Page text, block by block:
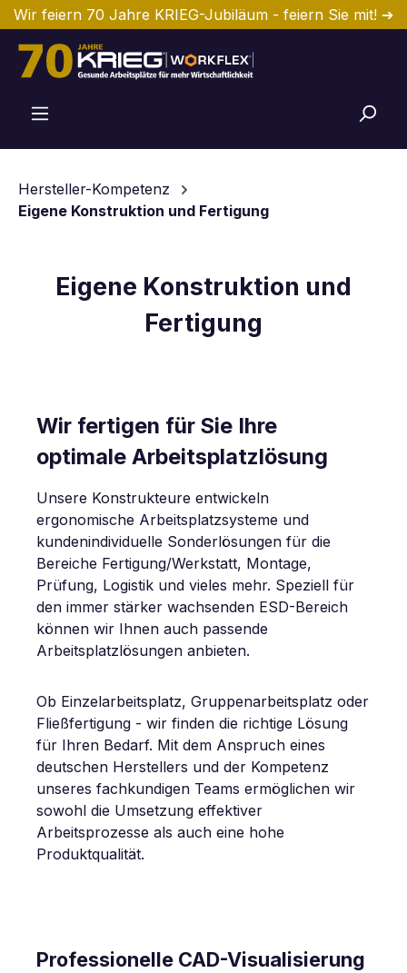
Zum Hauptinhalt springen
Wir feiern 70 Jahre KRIEG-Jubiläum - feiern Sie mit! ➔
Hersteller-Kompetenz
Eigene Konstruktion und Fertigung
Eigene Konstruktion und
Fertigung
Wir fertigen für Sie Ihre
optimale Arbeitsplatzlösung
Unsere Konstrukteure entwickeln
ergonomische Arbeitsplatzsysteme und
kundenindividuelle Sonderlösungen für die
Bereiche Fertigung/Werkstatt, Montage,
Prüfung, Logistik und vieles mehr. Speziell für
den immer stärker wachsenden ESD-Bereich
können wir Ihnen auch passende
Arbeitsplatzlösungen anbieten.
Ob Einzelarbeitsplatz, Gruppenarbeitsplatz oder
Fließfertigung - wir finden die richtige Lösung
für Ihren Bedarf. Mit dem Anspruch eines
deutschen Herstellers und der Kompetenz
unseres fachkundigen Teams ermöglichen wir
sowohl die Umsetzung effektiver
Arbeitsprozesse als auch eine hohe
Produktqualität.
Professionelle CAD-Visualisierung